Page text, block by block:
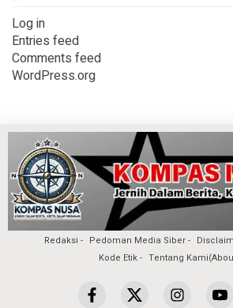
Log in
Entries feed
Comments feed
WordPress.org
Redaksi Pedoman Media Siber
Kode Etik
Tentang